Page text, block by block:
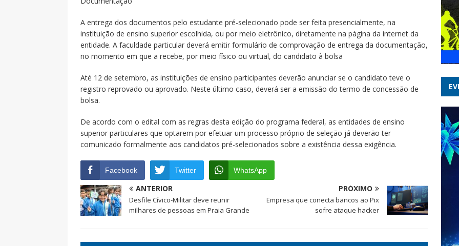
A entrega dos documentos pelo estudante pré-selecionado pode ser feita presencialmente, na
instituição de ensino superior escolhida, ou por meio eletrônico, diretamente na página da internet da
entidade. A faculdade particular deverá emitir formulário de comprovação de entrega da documentação,
no momento em que a recebe, por meio físico ou virtual, do candidato à bolsa
Até 12 de setembro, as instituições de ensino participantes deverão anunciar se o candidato teve o
registro reprovado ou aprovado. Neste último caso, deverá ser a emissão do termo de concessão de
bolsa.
De acordo com o edital com as regras desta edição do programa federal, as entidades de ensino
superior particulares que optarem por efetuar um processo próprio de seleção já deverão ter
comunicado formalmente aos candidatos pré-selecionados sobre a existência dessa exigência.
Facebook Twitter WhatsApp
ANTERIOR
Desfile Cívico-Militar deve reunir
milhares de pessoas em Praia Grande
PRÓXIMO
Empresa que conecta bancos ao Pix
sofre ataque hacker